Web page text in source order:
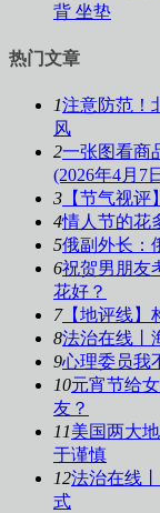
背 坐垫
热门文章
1注意防范！
风
2一张图看商
(2026年4月7
3 【节气视
4情人节的花
5俄副外长：
6祝贺男朋友
花好？
7【地评线】
8法治在线丨
9心理委员我
10元宵节给
友？
11美国两大
于谨慎
12法治在线
式